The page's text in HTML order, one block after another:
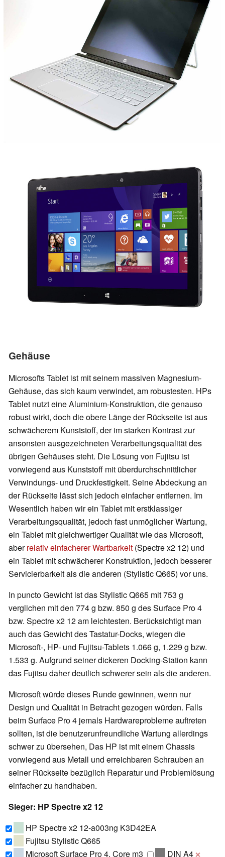
Gehäuse
Microsofts Tablet ist mit seinem massiven Magnesium-
Gehäuse, das sich kaum verwindet, am robustesten. HPs
Tablet nutzt eine Aluminium-Konstruktion, die genauso
robust wirkt, doch die obere Länge der Rückseite ist aus
schwächerem Kunststoff, der im starken Kontrast zur
ansonsten ausgezeichneten Verarbeitungsqualität des
übrigen Gehäuses steht. Die Lösung von Fujitsu ist
vorwiegend aus Kunststoff mit überdurchschnittlicher
Verwindungs- und Druckfestigkeit. Seine Abdeckung an
der Rückseite lässt sich jedoch einfacher entfernen. Im
Wesentlich haben wir ein Tablet mit erstklassiger
Verarbeitungsqualität, jedoch fast unmöglicher Wartung,
ein Tablet mit gleichwertiger Qualität wie das Microsoft,
aberrelativ einfacherer Wartbarkeit (Spectre x2 12) und
ein Tablet mit schwächerer Konstruktion, jedoch besserer
Servicierbarkeit als die anderen (Stylistic Q665) vor uns.
In puncto Gewicht ist das Stylistic Q665 mit 753 g
verglichen mit den 774 g bzw. 850 g des Surface Pro 4
bzw. Spectre x2 12 am leichtesten. Berücksichtigt man
auch das Gewicht des Tastatur-Docks, wiegen die
Microsoft-, HP- und Fujitsu-Tablets 1.066 g, 1.229 g bzw.
1.533 g. Aufgrund seiner dickeren Docking-Station kann
das Fujitsu daher deutlich schwerer sein als die anderen.
Microsoft würde dieses Runde gewinnen, wenn nur
Design und Qualität in Betracht gezogen würden. Falls
beim Surface Pro 4 jemals Hardwareprobleme auftreten
sollten, istdie benutzerunfreundliche Wartung allerdings
schwer zu übersehen, Das HP ist mit einem Chassis
vorwiegend aus Metall und erreichbaren Schrauben an
seiner Rückseite bezüglich Reparatur und Problemlösung
einfacher zu handhaben.
Sieger: HP Spectre x2 12
HP Spectre x2 12-a003ng K3D42EA
Fujitsu Stylistic Q665
Microsoft Surface Pro 4, Core m3
DIN A4 ❌